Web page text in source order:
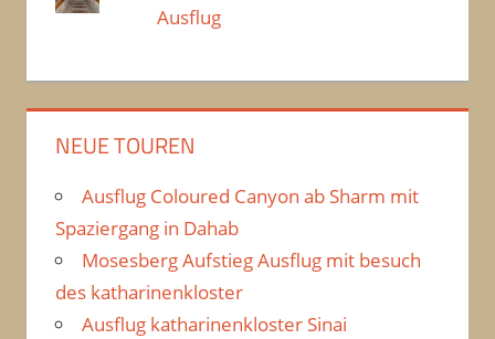
Ausflug
NEUE TOUREN
Ausflug Coloured Canyon ab Sharm mit
Spaziergang in Dahab
Mosesberg Aufstieg Ausflug mit besuch
des katharinenkloster
Ausflug katharinenkloster Sinai